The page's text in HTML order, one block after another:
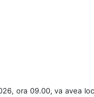
ora 09.00, va avea